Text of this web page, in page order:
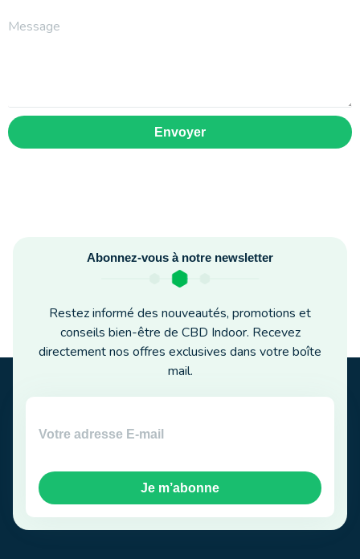
Envoyer
Abonnez-vous à notre newsletter
Restez informé des nouveautés, promotions et
conseils bien-être de CBD Indoor. Recevez
directement nos offres exclusives dans votre boîte
mail.
Je m’abonne